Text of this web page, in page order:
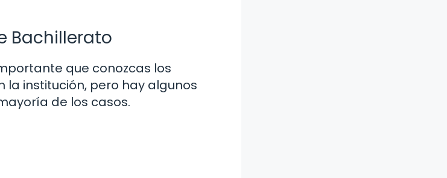
Bachillerato
que conozcas los
la institución, pero hay algunos
de los casos.